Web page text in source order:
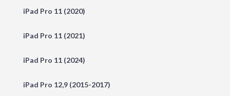
iPad Pro 11 (2020)
iPad Pro 11 (2021)
iPad Pro 11 (2024)
iPad Pro 12,9 (2015-2017)